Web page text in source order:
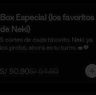
Box Especial (los favoritos
de Neki)
5 cortes de cada favorito. Neki ya
los probó, ahora es tu turno 🍣🧡
S/ 50.90S/ 54.90